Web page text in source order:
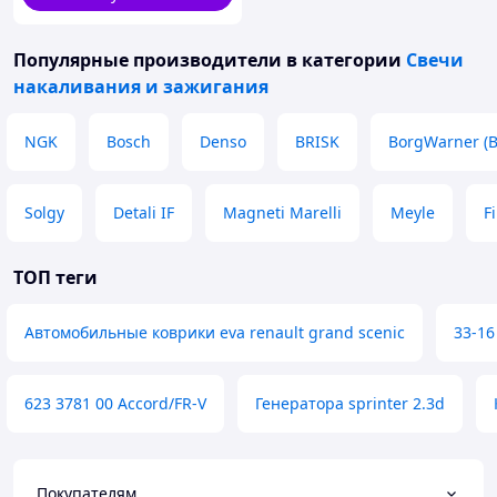
Популярные производители в категории Свечи
накаливания и зажигания
NGK Bosch Denso BRISK BorgWarner
Solgy Detali IF Magneti Marelli Meyle
ТОП теги
Автомобильные коврики eva renault grand scenic 33-
623 3781 00 Accord/FR-V Генератора sprinter 2.3d